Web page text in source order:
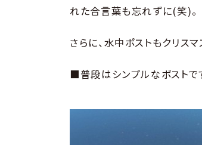
れた合言葉も忘れずに(笑)。
さらに、水中ポストもクリスマ
■普段はシンプルなポスト